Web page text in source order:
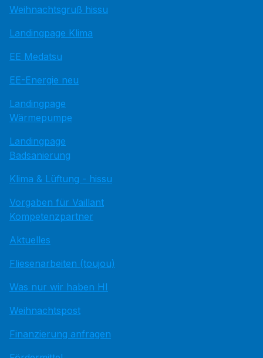
Weihnachtsgruß hissu
Landingpage Klima
EE Medatsu
EE-Energie neu
Landingpage
Wärmepumpe
Landingpage
Badsanierung
Klima & Lüftung - hissu
Vorgaben für Vaillant
Kompetenzpartner
Aktuelles
Fliesenarbeiten (toujou)
Was nur wir haben HI
Weihnachtspost
Finanzierung anfragen